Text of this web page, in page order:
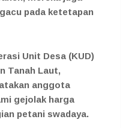
pada ketetapan
Unit Desa (KUD)
Tanah Laut,
anggota
gejolak harga
petani swadaya.